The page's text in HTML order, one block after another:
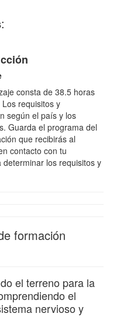
:
consta de 38.5 horas
requisitos y
según el país y los
Guarda el programa del
que recibirás al
contacto con tu
los requisitos y
formación
el terreno para la
el
nervioso y